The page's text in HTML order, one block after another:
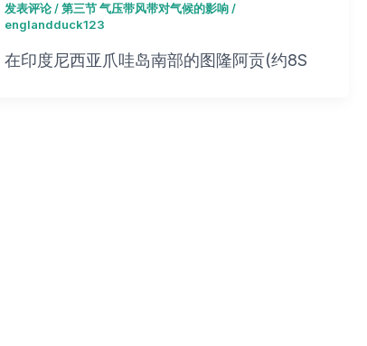
发表评论/第三节 气压带风带对气候的影响/
englandduck123
在印度尼西亚爪哇岛南部的图隆阿贡(约8S